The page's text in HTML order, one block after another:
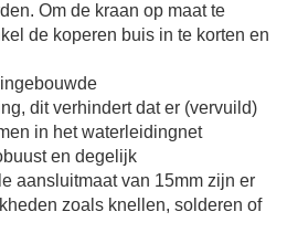
Om de kraan op maat te
de koperen buis in te korten en
dit verhindert dat er (vervuild)
in het waterleidingnet
en degelijk
aansluitmaat van 15mm zijn er
zoals knellen, solderen of